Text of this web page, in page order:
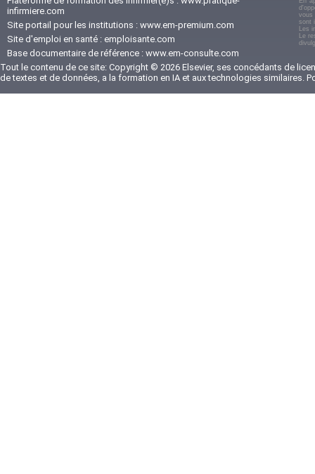
infirmiere.com
Site portail pour les institutions : www.em-premium.com
Site d'emploi en santé : emploisante.com
Base documentaire de référence : www.em-consulte.com
vous
sont
Les
Le
Tout le contenu de ce site: Copyright © 2026 Elsevier, ses concédants de
de textes et de données, a la formation en IA et aux technologies similaires.